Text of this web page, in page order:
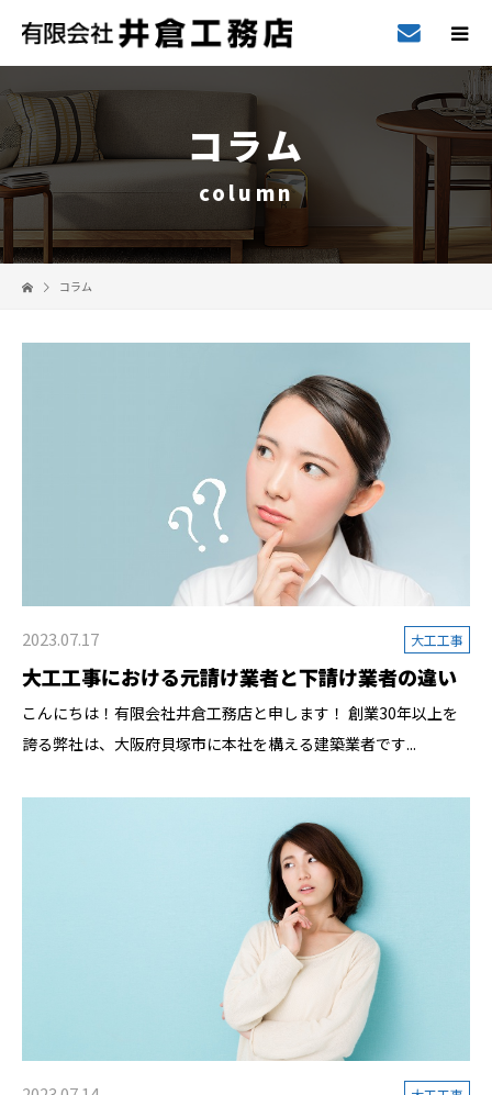
コラム
column
コラム
2023.07.17 大工工事
大工工事における元請け業者と下請け業者の違い
こんにちは！有限会社井倉工務店と申します！ 創業30年以上を
誇る弊社は、大阪府貝塚市に本社を構える建築業者です...